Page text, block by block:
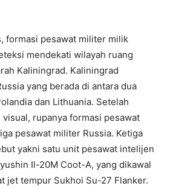
formasi pesawat militer milik
mendekati wilayah ruang
Kaliningrad. Kaliningrad
yang berada di antara dua
dan Lithuania. Setelah
rupanya formasi pesawat
pesawat militer Russia. Ketiga
yakni satu unit pesawat intelijen
Il-20M Coot-A, yang dikawal
jet tempur Sukhoi Su-27 Flanker.